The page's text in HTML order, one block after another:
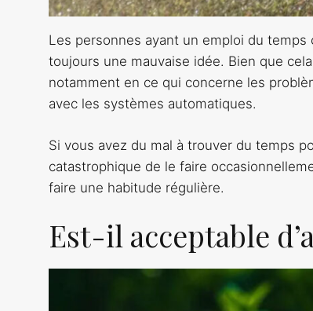
Les personnes ayant un emploi du
toujours une mauvaise idée. Bien que
notamment en ce qui concerne les
avec les systèmes automatiques.
Si vous avez du mal à trouver du temps
catastrophique de le faire
faire une habitude régulière.
Est-il acceptable